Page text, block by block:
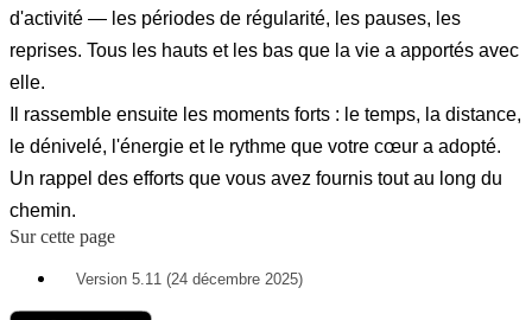
d'activité — les périodes de régularité, les pauses, les
reprises. Tous les hauts et les bas que la vie a apportés avec
elle.
Il rassemble ensuite les moments forts : le temps, la distance,
le dénivelé, l'énergie et le rythme que votre cœur a adopté.
Un rappel des efforts que vous avez fournis tout au long du
chemin.
Sur cette page
Version 5.11 (24 décembre 2025)